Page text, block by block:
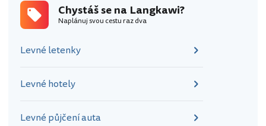
Chystáš se na Langkawi?
Naplánuj svou cestu raz dva
Levné letenky
Levné hotely
Levné půjčení auta